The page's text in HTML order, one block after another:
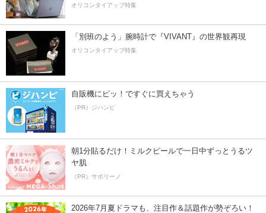
オリコンタイアップ特集
「別班のよう」腕時計で『VIVANT』の世界観再現
オリコンタイアップ特集
自販機にピッ！ですぐに買えちゃう
（PR）ジハンピ
朝1分貼るだけ！ミルクピールで一日中ずっとうるツ
ヤ肌
（PR）サボリーノ
2026年7月夏ドラマも、注目作＆話題作が勢ぞろい！